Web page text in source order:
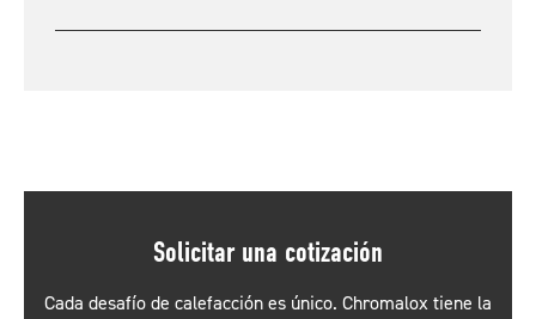
Solicitar una cotización
Cada desafío de calefacción es único. Chromalox tiene la